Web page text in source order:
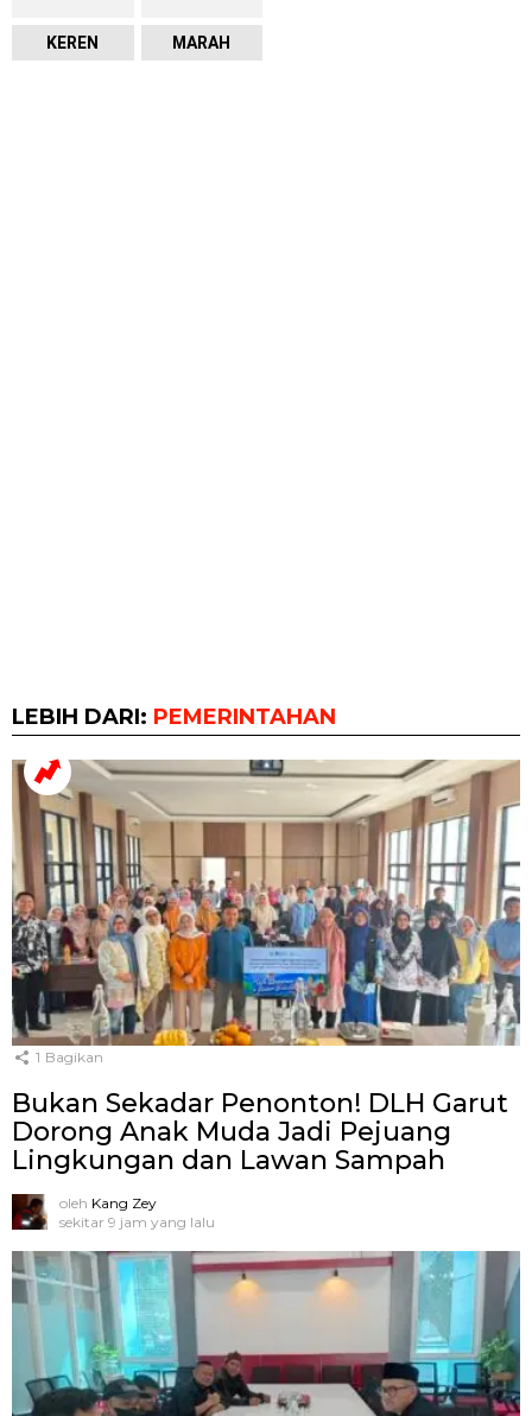
KEREN MARAH
LEBIH DARI: PEMERINTAHAN
1 Bagikan
Bukan Sekadar Penonton! DLH Garut
Dorong Anak Muda Jadi Pejuang
Lingkungan dan Lawan Sampah
oleh Kang Zey
sekitar 9 jam yang lalu